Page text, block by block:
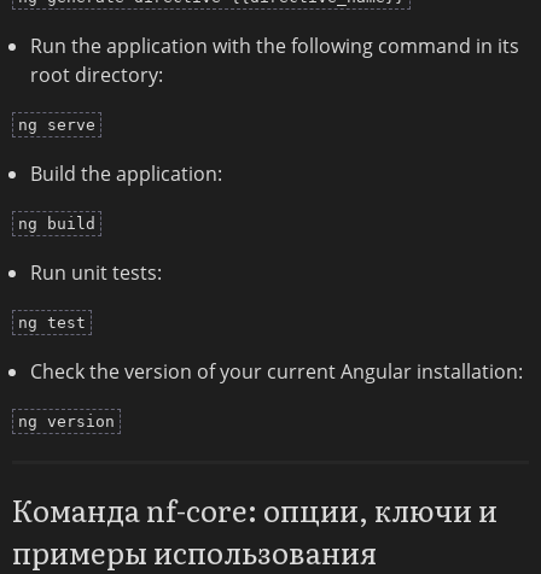
Run the application with the following command in its
root directory:
ng serve
Build the application:
ng build
Run unit tests:
ng test
Check the version of your current Angular installation:
ng version
Команда nf-core: опции, ключи и
примеры использования